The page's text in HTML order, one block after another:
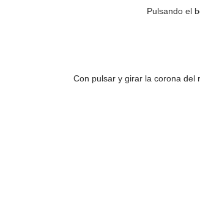
Pulsando el
Con pulsar y girar la corona del